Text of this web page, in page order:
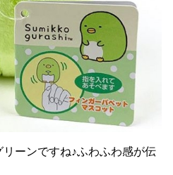
ーンですね♪ふわふわ感が伝